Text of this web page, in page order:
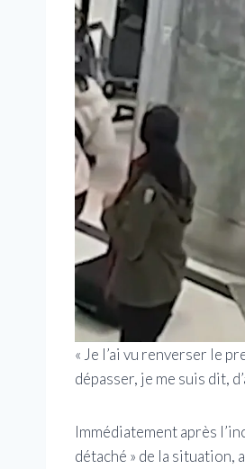
« Je l’ai vu renverser le
dépasser, je me suis dit,
Immédiatement après
détaché » de la situation,